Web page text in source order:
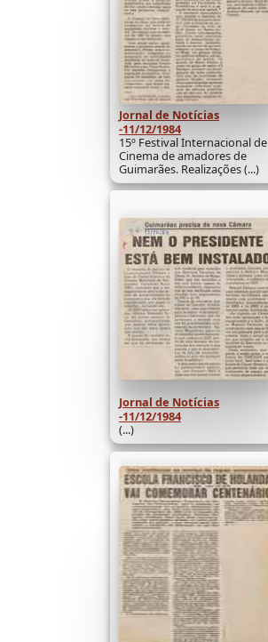
Jornal de Notícias
-11/12/1984
15º Festival Internacional de
Cinema de amadores de
Guimarães. Realizações (...)
Jornal de Notícias
-11/12/1984
(...)